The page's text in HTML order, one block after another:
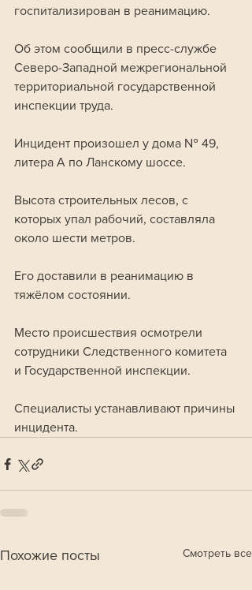
госпитализирован в реанимацию.
Об этом сообщили в пресс-службе
Северо-Западной межрегиональной
территориальной государственной
инспекции труда.
Инцидент произошел у дома № 49,
литера А по Ланскому шоссе.
Высота строительных лесов, с
которых упал рабочий, составляла
около шести метров.
Его доставили в реанимацию в
тяжёлом состоянии.
Место происшествия осмотрели
сотрудники Следственного комитета
и Государственной инспекции.
Специалисты устанавливают причины
инцидента.
Похожие посты Смотреть все